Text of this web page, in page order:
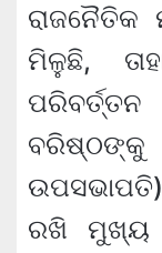
ମିଳୁଛି,
ବରିଷ୍ଠଙ୍କୁ
ରଖି ମୁଖ୍ୟ